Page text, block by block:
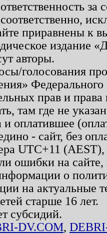
приравнены к
издание
авторы.
голосования
прав и
там где не
и оплатившее
- сайт, без
UTC+11
ошибки на
о
на актуальные
старше 16 лет.
субсидий.
DV.COM,